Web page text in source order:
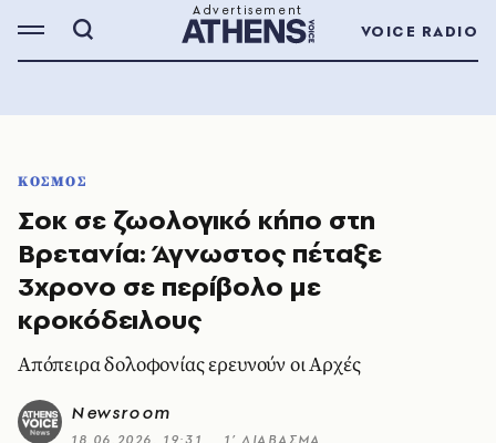
VOICE RADIO
ΚΟΣΜΟΣ
Σοκ σε ζωολογικό κήπο στη
Bρετανία: Άγνωστος πέταξε
3χρονο σε περίβολο με
κροκόδειλους
Απόπειρα δολοφονίας ερευνούν οι Αρχές
Newsroom